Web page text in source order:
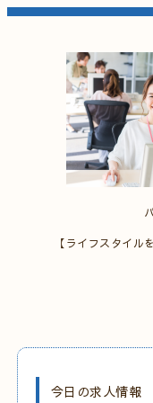
【ライフスタイル
今日の求人情報